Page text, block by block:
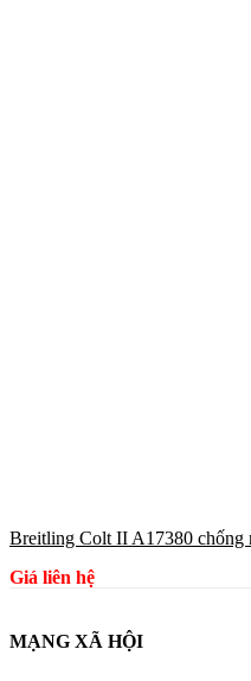
Breitling Colt II A17380 chống
Giá liên hệ
MẠNG XÃ HỘI